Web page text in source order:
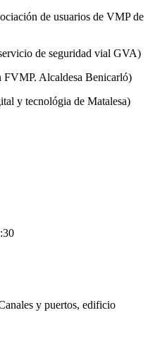
de usuarios de VMP de
de seguridad vial GVA)
FVMP. Alcaldesa Benicarló)
y tecnológia de Matalesa)
y puertos, edificio